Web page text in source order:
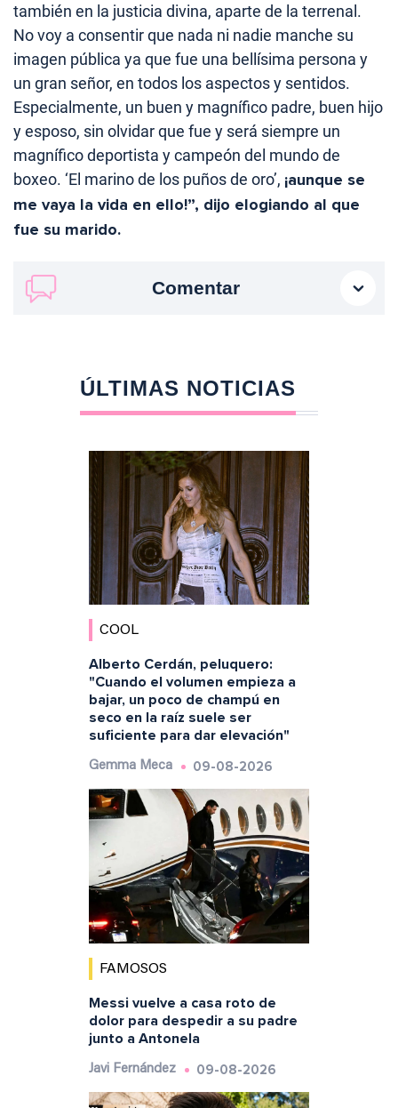
también en la justicia divina, aparte de la terrenal.
No voy a consentir que nada ni nadie manche su
imagen pública ya que fue una bellísima persona y
un gran señor, en todos los aspectos y sentidos.
Especialmente, un buen y magnífico padre, buen hijo
y esposo, sin olvidar que fue y será siempre un
magnífico deportista y campeón del mundo de
boxeo. ‘El marino de los puños de oro’, ¡aunque se
me vaya la vida en ello!”, dijo elogiando al que
fue su marido.
Comentar
ÚLTIMAS NOTICIAS
COOL
Alberto Cerdán, peluquero:
"Cuando el volumen empieza a
bajar, un poco de champú en
seco en la raíz suele ser
suficiente para dar elevación"
Gemma Meca 09-08-2026
FAMOSOS
Messi vuelve a casa roto de
dolor para despedir a su padre
junto a Antonela
Javi Fernández 09-08-2026